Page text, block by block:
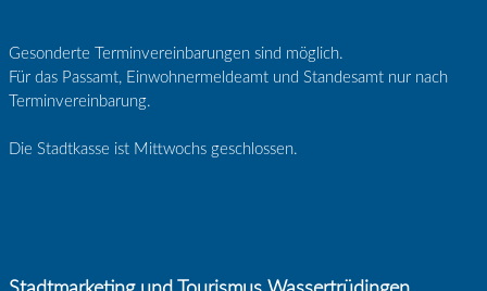
Gesonderte Terminvereinbarungen sind möglich.
Für das Passamt, Einwohnermeldeamt und Standesamt nur nach
Terminvereinbarung.
Die Stadtkasse ist Mittwochs geschlossen.